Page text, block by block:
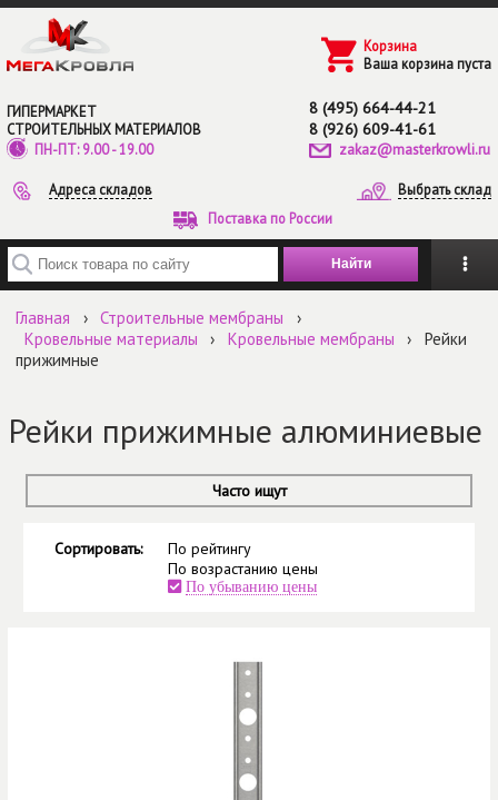
Перейти к основному содержанию
ГИПЕРМАРКЕТ
СТРОИТЕЛЬНЫХ МАТЕРИАЛОВ
ПН-ПТ: 9.00 - 19.00
8 (495) 664-44-21
8 (926) 609-41-61
zakaz@masterkrowli.ru
Адреса складов
Выбрать склад
Поставка по России
Корзина
Ваша корзина пуста
Введите ключевые слова для поиска
Главная › Строительные мембраны
›
Кровельные материалы
› Кровельные мембраны ›
Рейки
прижимные
Рейки прижимные алюминиевые
Часто ищут
Сортировать:
По рейтингу
По возрастанию цены
По убыванию цены